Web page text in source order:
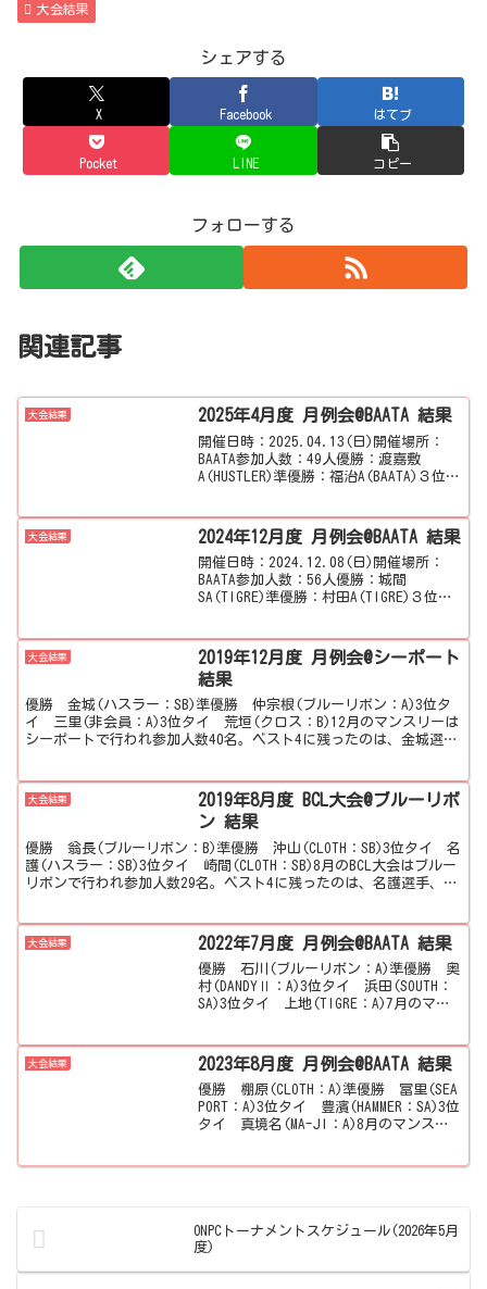
大会結果
シェアする
X Facebook はてブ
Pocket LINE コピー
フォローする
関連記事
大会結果 2025年4月度 月例会@BAATA 結果
開催日時：2025.04.13(日)開催場所：
BAATA参加人数：49人優勝：渡嘉敷
A(HUSTLER)準優勝：福治A(BAATA)３位タ
123456789渡嘉...
大会結果 2024年12月度 月例会@BAATA 結果
開催日時：2024.12.08(日)開催場所：
BAATA参加人数：56人優勝：城間
SA(TIGRE)準優勝：村田A(TIGRE)３位タ
A(D...
大会結果
2019年12月度 月例会@シーポート
結果
優勝 金城(ハスラー：SB)準優勝 仲宗根(ブルーリボン：A)3位タ
イ 三里(非会員：A)3位タイ 荒垣(クロス：B)12月のマンスリーは
シーポートで行われ参加人数40名。ベスト4に残ったのは、金城選
大会結果
2019年8月度 BCL大会@ブルーリボ
ン 結果
優勝 翁長(ブルーリボン：B)準優勝 沖山(CLOTH：SB)3位タイ 名
護(ハスラー：SB)3位タイ 崎間(CLOTH：SB)8月のBCL大会はブルー
リボンで行われ参加人数29名。ベスト4に残ったのは、名護選手、翁
大会結果 2022年7月度 月例会@BAATA 結果
優勝 石川(ブルーリボン：A)準優勝 奥
村(DANDYⅡ：A)3位タイ 浜田(SOUTH：
SA)3位タイ 上地(TIGRE：A)7月のマン
手、浜田選手、上地選手...
大会結果 2023年8月度 月例会@BAATA 結果
優勝 棚原(CLOTH：A)準優勝 冨里(SEA
PORT：A)3位タイ 豊濱(HAMMER：SA)3位
タイ 真境名(MA-JI：A)8月のマンスリ
ONPCトーナメントスケジュール(2026年5月
度)